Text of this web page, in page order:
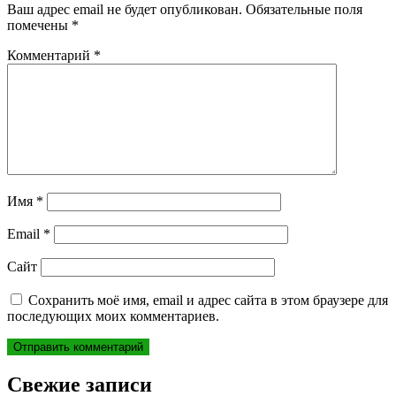
Ваш адрес email не будет опубликован. Обязательные поля
помечены *
Комментарий *
Имя *
Email *
Сайт
Сохранить моё имя, email и адрес сайта в этом браузере для
последующих моих комментариев.
Свежие записи